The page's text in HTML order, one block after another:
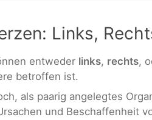
Links,
entweder links, rechts,
betroffen ist.
als paarig angelegtes
und Beschaffenheit